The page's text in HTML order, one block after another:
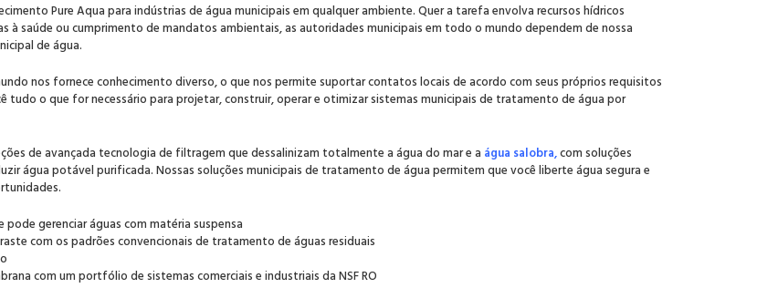
Pure Aqua para indústrias de água municipais em qualquer ambiente. Quer a tarefa envolva recursos hídricos
à saúde ou cumprimento de mandatos ambientais, as autoridades municipais em todo o mundo dependem de nossa
de água.
nos fornece conhecimento diverso, o que nos permite suportar contatos locais de acordo com seus próprios requisitos
tudo o que for necessário para projetar, construir, operar e otimizar sistemas municipais de tratamento de água por
de avançada tecnologia de filtragem que dessalinizam totalmente a água do mar e a água salobra,com soluções
água potável purificada. Nossas soluções municipais de tratamento de água permitem que você liberte água segura e
gerenciar águas com matéria suspensa
com os padrões convencionais de tratamento de águas residuais
com um portfólio de sistemas comerciais e industriais da NSF RO